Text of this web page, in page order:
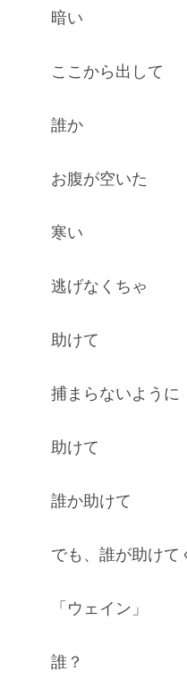
暗い
ここから出して
誰か
お腹が空いた
寒い
逃げなくちゃ
助けて
捕まらないように
助けて
誰か助けて
でも、誰が助けて
「ウェイン」
誰？